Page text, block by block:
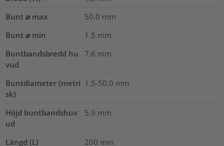
Bunt ⌀ max
50.0 mm
Bunt ⌀ min
1.5 mm
Buntbandsbredd hu
vud
7.6 mm
Buntdiameter (metri
sk)
1.5-50.0 mm
Höjd buntbandshuv
ud
5.9 mm
Längd (L) 200 mm